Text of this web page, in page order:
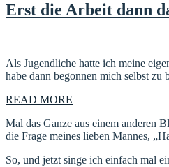
Erst die Arbeit dann
Als Jugendliche hatte ich meine
habe dann begonnen mich selbst zu
READ MORE
Mal das Ganze aus einem anderen
die Frage meines lieben Mannes,
So, und jetzt singe ich einfach mal